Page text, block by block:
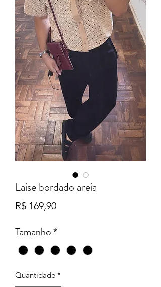
Laise bordado areia
R$ 169,90Preço
Tamanho *
Quantidade *